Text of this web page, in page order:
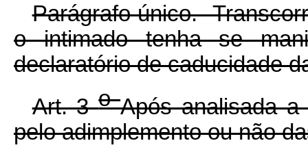
Parágrafo único.
o intimado tenha se
declaratório de caducidade
Art. 3oApós analisada
pelo adimplemento ou não